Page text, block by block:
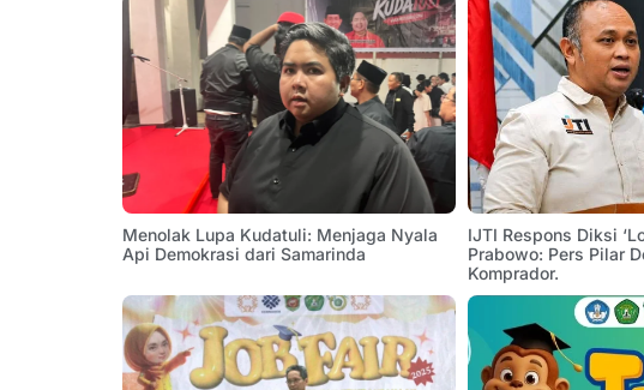
Menolak Lupa Kudatuli: Menjaga Nyala
Api Demokrasi dari Samarinda
IJTI Respons Diksi
Prabowo: Pers Pilar
Komprador.